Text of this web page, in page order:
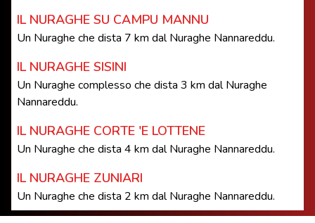
IL NURAGHE SU CAMPU MANNU
Un Nuraghe che dista 7 km dal Nuraghe Nannareddu.
IL NURAGHE SISINI
Un Nuraghe complesso che dista 3 km dal Nuraghe
Nannareddu.
IL NURAGHE CORTE 'E LOTTENE
Un Nuraghe che dista 4 km dal Nuraghe Nannareddu.
IL NURAGHE ZUNIARI
Un Nuraghe che dista 2 km dal Nuraghe Nannareddu.